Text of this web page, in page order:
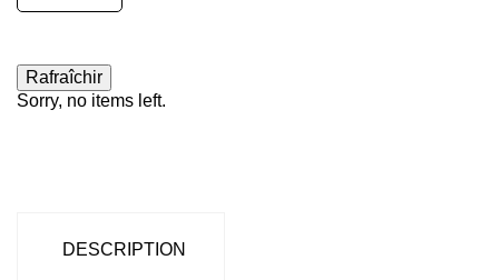
Sorry, no items left.
DESCRIPTION